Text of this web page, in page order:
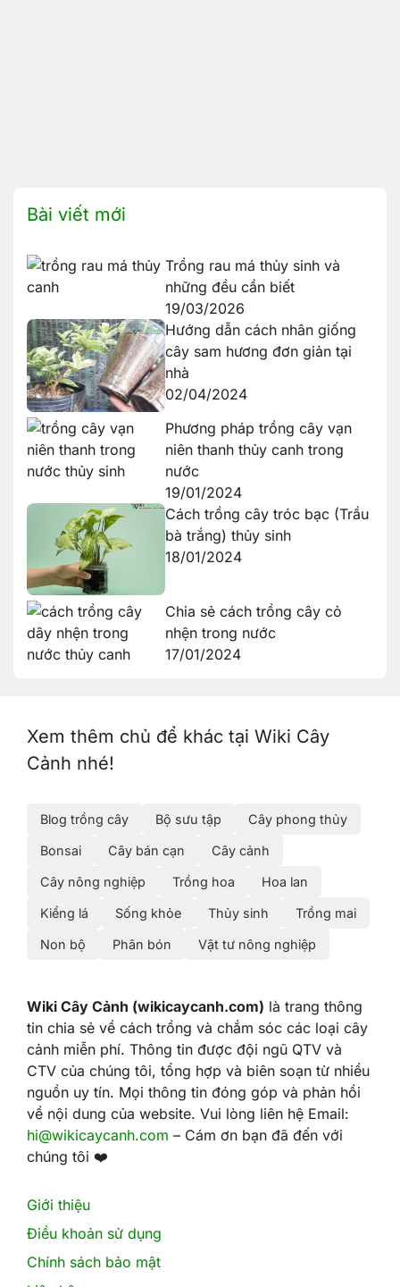
Bài viết mới
Trồng rau má thủy sinh và
những đều cần biết
19/03/2026
Hướng dẫn cách nhân giống
cây sam hương đơn giản tại
nhà
02/04/2024
Phương pháp trồng cây vạn
niên thanh thủy canh trong
nước
19/01/2024
Cách trồng cây tróc bạc (Trầu
bà trắng) thủy sinh
18/01/2024
Chia sẻ cách trồng cây cỏ
nhện trong nước
17/01/2024
Xem thêm chủ để khác tại Wiki Cây
Cảnh nhé!
Blog trồng cây Bộ sưu tập Cây phong thủy
Bonsai Cây bán cạn Cây cảnh
Cây nông nghiệp Trồng hoa Hoa lan
Kiểng lá Sống khỏe Thủy sinh Trồng mai
Non bộ Phân bón Vật tư nông nghiệp
Wiki Cây Cảnh (wikicaycanh.com) là trang thông
tin chia sẻ về cách trồng và chắm sóc các loại cây
cảnh miễn phí. Thông tin được đội ngũ QTV và
CTV của chúng tôi, tổng hợp và biên soạn từ nhiều
nguồn uy tín. Mọi thông tin đóng góp và phản hồi
về nội dung của website. Vui lòng liên hệ Email:
hi@wikicaycanh.com – Cám ơn bạn đã đến với
chúng tôi ❤️
Giới thiệu
Điều khoản sử dụng
Chính sách bảo mật